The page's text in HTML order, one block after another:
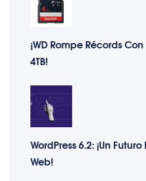
¡WD Rompe Récords
4TB!
WordPress 6.2: ¡Un
Web!